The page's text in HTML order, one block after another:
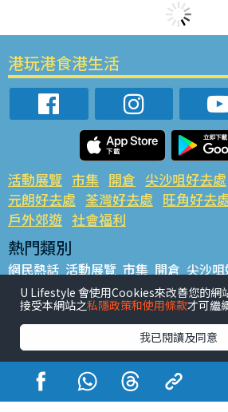
港玩港食港生活
活動展覽 市集 開倉 尖沙咀好去處
元朗好去處 荃灣好去處 旺角好去
戶外郊遊 社會福利
熱門類別
網民熱話 活動展覽 市集 開倉 尖沙
銅鑼灣好去處 元朗好去處 荃灣好去處
餐廳情報 戶外郊遊
熱門標籤
#UGO搵好去處 #人氣活動推介 #美
#親子玩樂好去處
#ULifestyle應用程式
#UJetso禮物放送
#ULifestyle商戶中心
U Lifestyle 會使用Cookies來改善您的網
接受本網站之私隱政策和使用條款才可繼
我已閱讀及同意